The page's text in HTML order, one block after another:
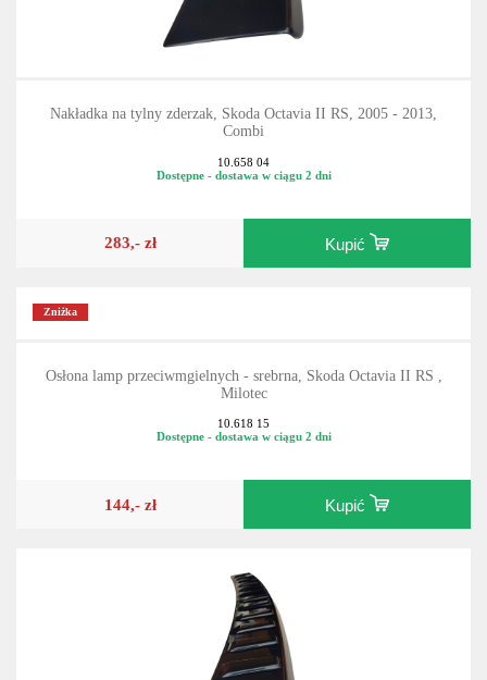
Nakładka na tylny zderzak, Skoda Octavia II RS, 2005 - 2013,
Combi
10.658 04
Dostępne - dostawa w ciągu 2 dni
283,- zł Kupić
Zniżka
Osłona lamp przeciwmgielnych - srebrna, Skoda Octavia II RS ,
Milotec
10.618 15
Dostępne - dostawa w ciągu 2 dni
144,- zł Kupić